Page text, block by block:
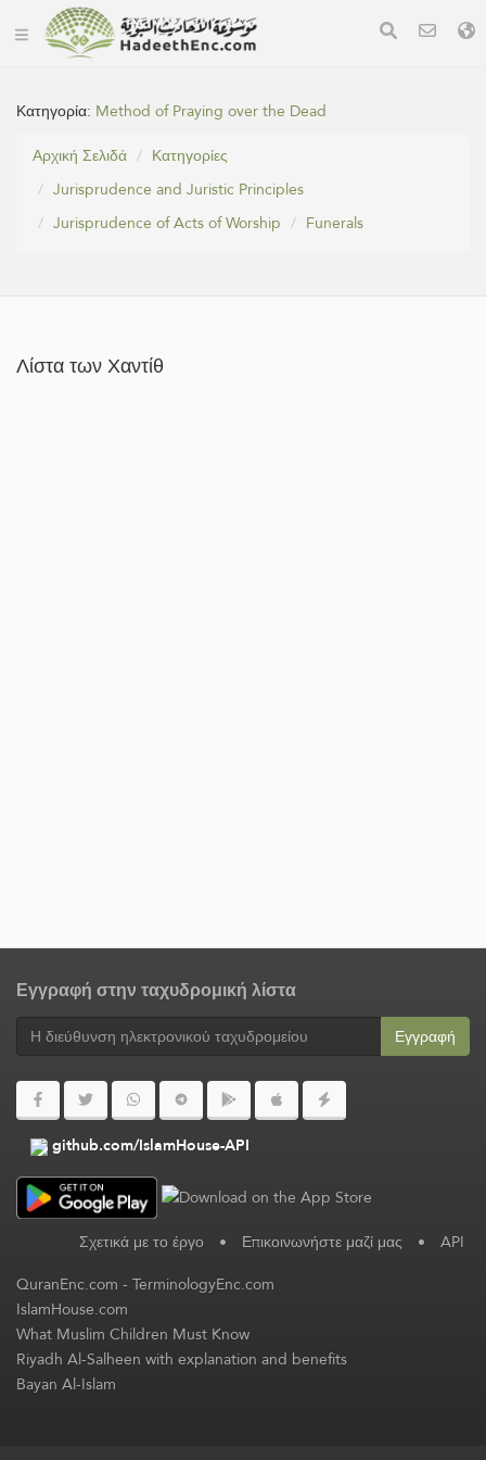
Κατηγορία: Method of Praying over the Dead
Αρχική Σελιδά
Κατηγορίες
Jurisprudence and Juristic Principles
Jurisprudence of Acts of Worship
Funerals
Λίστα των Χαντίθ
Εγγραφή στην ταχυδρομική λίστα
Εγγραφή
github.com/IslamHouse-API
Σχετικά με το έργο • Επικοινωνήστε μαζί μας • API
QuranEnc.com-TerminologyEnc.com
IslamHouse.com
What Muslim Children Must Know
Riyadh Al-Salheen with explanation and benefits
Bayan Al-Islam